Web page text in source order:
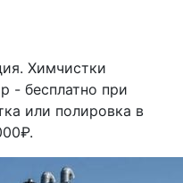
Химчистки
- бесплатно при
или полировка в